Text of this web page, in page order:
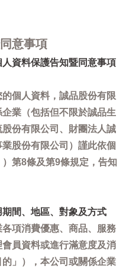
意事項
資料保護告知暨同意事項
個人資料，誠品股份有限
業（包括但不限於誠品生
份有限公司、財團法人誠
股份有限公司）謹此依個
第8條及第9條規定，告知
間、地區、對象及方式
項消費優惠、商品、服務
員資料或進行滿意度及消
」），本公司或關係企業